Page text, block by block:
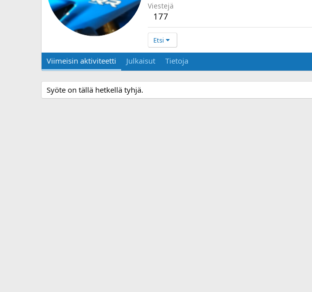
Viestejä
177
Etsi
Viimeisin aktiviteetti Julkaisut Tietoja
Syöte on tällä hetkellä tyhjä.